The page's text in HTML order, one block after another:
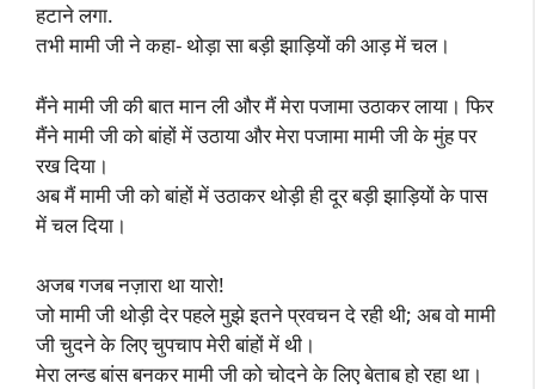
हटाने लगा.
तभी मामी जी ने कहा- थोड़ा सा बड़ी झाड़ियों की आड़ में चल।
मैंने मामी जी की बात मान ली और मैं मेरा पजामा उठाकर लाया। फिर
मैंने मामी जी को बांहों में उठाया और मेरा पजामा मामी जी के मुंह पर
रख दिया।
अब मैं मामी जी को बांहों में उठाकर थोड़ी ही दूर बड़ी झाड़ियों के पास
में चल दिया।
अजब गजब नज़ारा था यारो!
जो मामी जी थोड़ी देर पहले मुझे इतने प्रवचन दे रही थी; अब वो मामी
जी चुदने के लिए चुपचाप मेरी बांहों में थी।
मेरा लन्ड बांस बनकर मामी जी को चोदने के लिए बेताब हो रहा था।